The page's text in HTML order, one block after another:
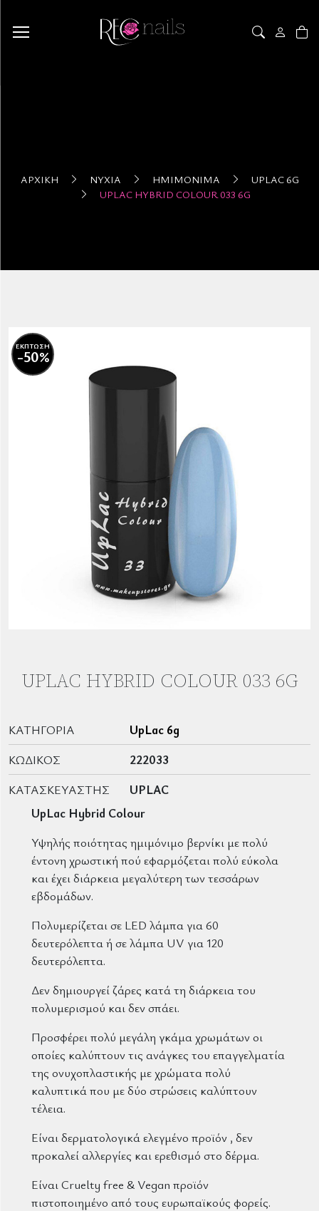
ΑΡΧΙΚΉ ΝΎΧΙΑ ΗΜΙΜΌΝΙΜΑ
UPLAC 6G
UPLAC HYBRID COLOUR 033 6G
ΕΚΠΤΩΣΗ
-50%
UPLAC HYBRID COLOUR 033 6G
ΚΑΤΗΓΟΡΊΑ
UpLac 6g
ΚΩΔΙΚΌΣ
222033
ΚΑΤΑΣΚΕΥΑΣΤΉΣ
UPLAC
UpLac Hybrid Colour
Υψηλής ποιότητας ημιμόνιμο βερνίκι με πολύ
έντονη χρωστική πού εφαρμόζεται πολύ εύκολα
και έχει διάρκεια μεγαλύτερη των τεσσάρων
εβδομάδων.
Πολυμερίζεται σε LED λάμπα για 60
δευτερόλεπτα ή σε λάμπα UV για 120
δευτερόλεπτα.
Δεν δημιουργεί ζάρες κατά τη διάρκεια του
πολυμερισμού και δεν σπάει.
Προσφέρει πολύ μεγάλη γκάμα χρωμάτων οι
οποίες καλύπτουν τις ανάγκες του επαγγελματία
της ονυχοπλαστικής με χρώματα πολύ
καλυπτικά που με δύο στρώσεις καλύπτουν
τέλεια.
Είναι δερματολογικά ελεγμένο προϊόν , δεν
προκαλεί αλλεργίες και ερεθισμό στο δέρμα.
Είναι Cruelty free & Vegan προϊόν
πιστοποιημένο από τους ευρωπαϊκούς φορείς.